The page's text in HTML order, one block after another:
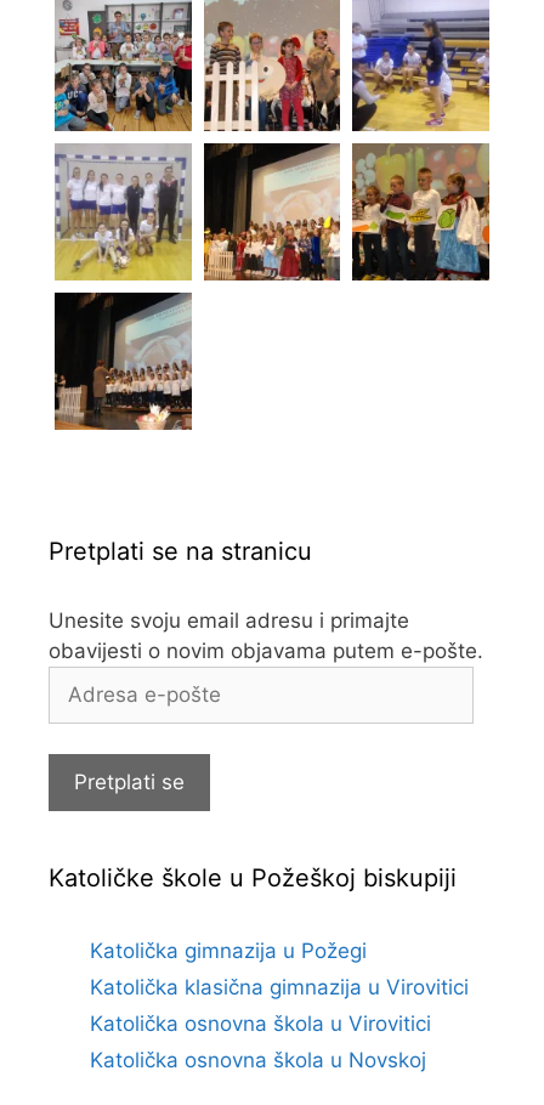
Pretplati se na stranicu
Unesite svoju email adresu i primajte
obavijesti o novim objavama putem e-pošte.
e-
Pretplati se
Katoličke škole u Požeškoj biskupiji
Katolička gimnazija u Požegi
Katolička klasična gimnazija u Virovitici
Katolička osnovna škola u Virovitici
Katolička osnovna škola u Novskoj